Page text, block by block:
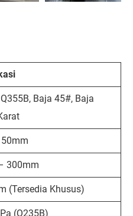
Baja 45#, Baja
300mm
(Tersedia Khusus)
(Q235B)